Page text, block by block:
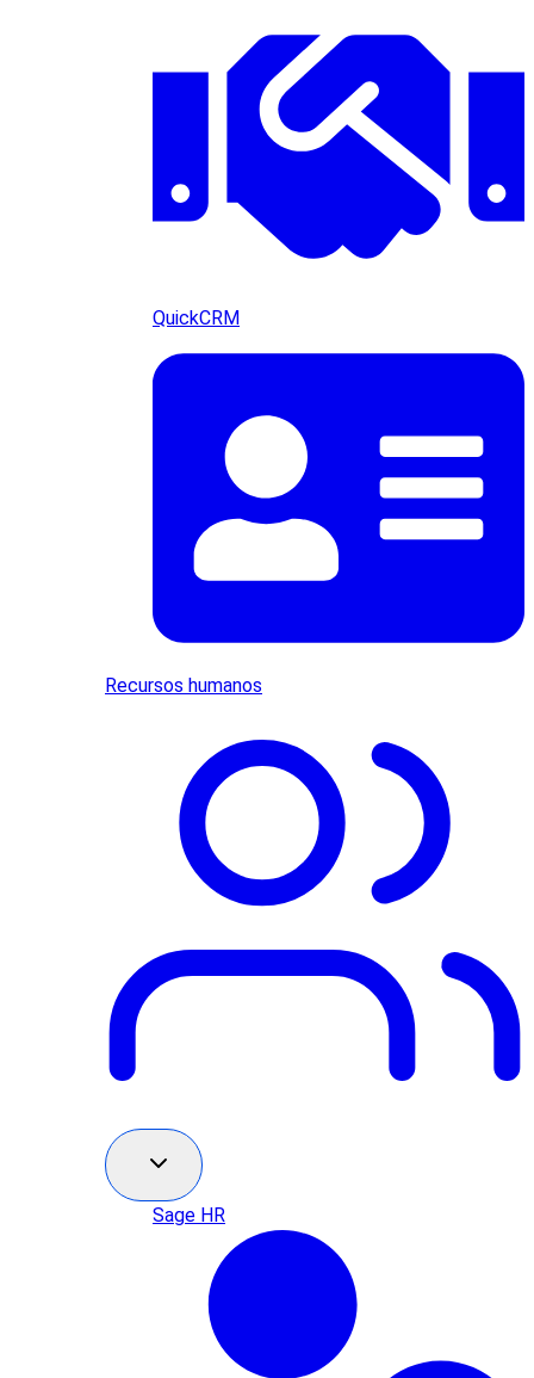
QuickCRM
Recursos humanos
Sage HR